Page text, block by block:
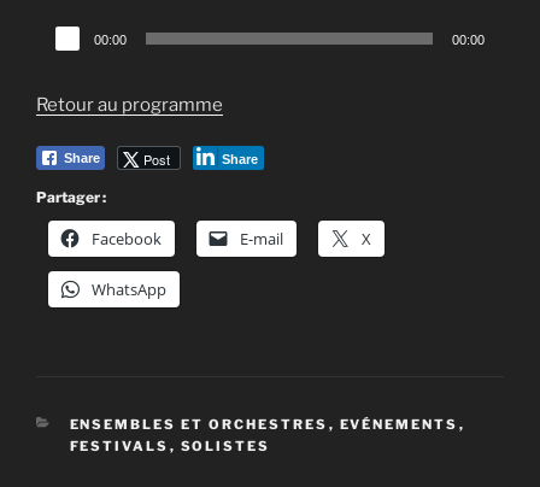
Lecteur
audio
00:00 00:00
Retour au programme
Share Post Share
Partager :
Facebook E-mail X
WhatsApp
CATÉGORIES
ENSEMBLES ET ORCHESTRES , EVÉNEMENTS ,
FESTIVALS , SOLISTES